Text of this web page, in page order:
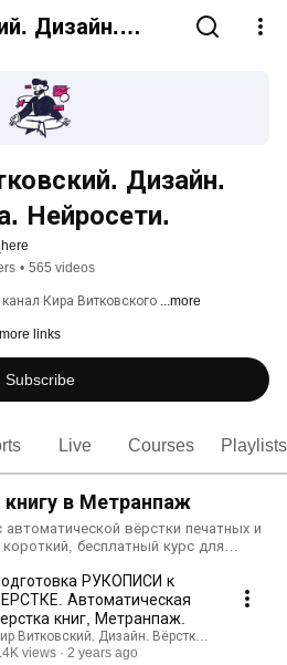
Дизайн.
Дизайн.
Нейросети.
• 565 videos
Кира Витковского ...more
links
Subscribe
Live Courses Playlists
книгу в Метранпаж
вёрстки печатных и
бесплатный курс для
многостраничных изданий.
РУКОПИСИ к
Автоматическая
книг, Метранпаж.
Витковский. Дизайн. Вёрстка. Нейросети.
views
2 years ago